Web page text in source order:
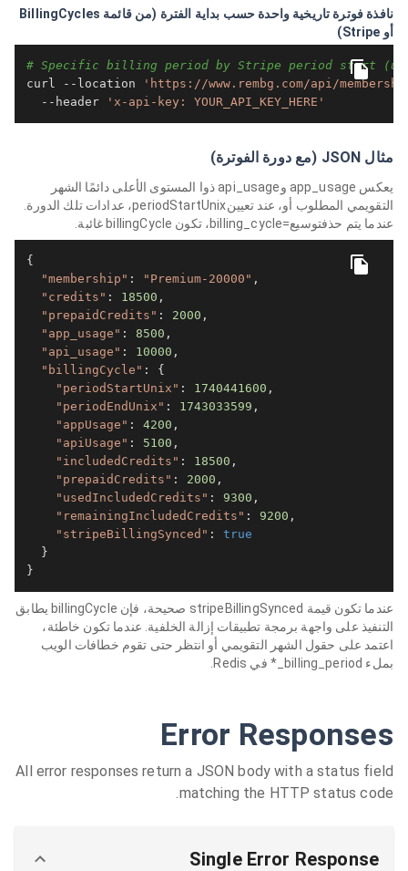
نافذة فوترة تاريخية واحدة حسب بداية الفترة (من قائمة BillingCycles
أو Stripe)
# Specific billing period by Stripe period start
curl --location
'https://www.rembg.com/api/
  --header
'x-api-key: YOUR_API_KEY_HERE'
مثال JSON (مع دورة الفوترة)
يعكس app_usage وapi_usage ذوا المستوى الأعلى دائمًا الشهر
التقويمي المطلوب أو، عند تعيينperiodStartUnix، عدادات تلك الدورة.
عندما يتم حذفتوسيع=billing_cycle، تكون billingCycle غائبة.
{
"membership" : "Premium-20000" ,
"credits" : 18500 ,
"prepaidCredits" : 2000 ,
"app_usage" : 8500 ,
"api_usage" : 10000 ,
"billingCycle" : {
"periodStartUnix" : 1740441600 ,
"periodEndUnix" : 1743033599 ,
"appUsage" : 4200 ,
"apiUsage" : 5100 ,
"includedCredits" : 18500 ,
"prepaidCredits" : 2000 ,
"usedIncludedCredits" : 9300 ,
"remainingIncludedCredits" : 9200 ,
"stripeBillingSynced" : true
  }
}
عندما تكون قيمة stripeBillingSynced صحيحة، فإن billingCycle يطابق
التنفيذ على واجهة برمجة تطبيقات إزالة الخلفية. عندما تكون خاطئة،
اعتمد على حقول الشهر التقويمي أو انتظر حتى تقوم خطافات الويب
بملء billing_period_* في Redis.
Error Responses
All error responses return a JSON body with a status field
matching the HTTP status code.
Single Error Response